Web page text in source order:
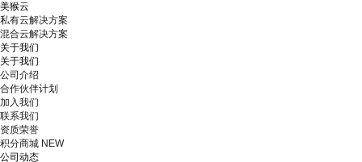
美猴云
私有云解决方案
混合云解决方案
关于我们
关于我们
公司介绍
合作伙伴计划
加入我们
联系我们
资质荣誉
积分商城 NEW
公司动态